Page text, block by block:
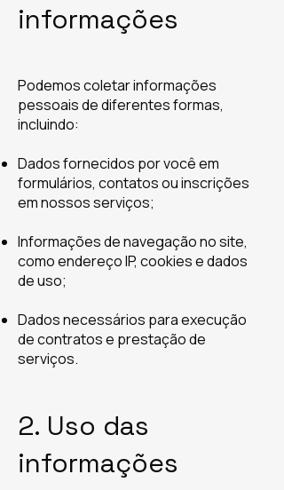
informações
Podemos coletar informações
pessoais de diferentes formas,
incluindo:
Dados fornecidos por você em
formulários, contatos ou inscrições
em nossos serviços;
Informações de navegação no site,
como endereço IP, cookies e dados
de uso;
Dados necessários para execução
de contratos e prestação de
serviços.
2. Uso das
informações